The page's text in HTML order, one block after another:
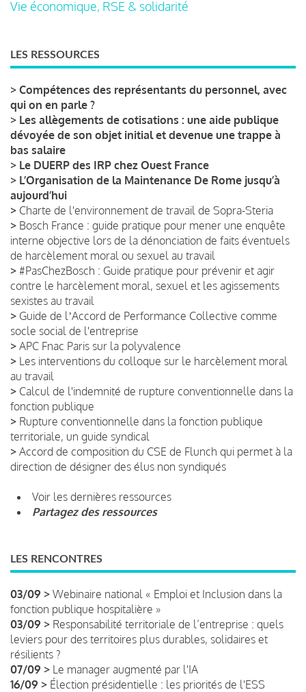
Vie économique, RSE & solidarité
LES RESSOURCES
> Compétences des représentants du personnel, avec
qui on en parle ?
> Les allègements de cotisations : une aide publique
dévoyée de son objet initial et devenue une trappe à
bas salaire
> Le DUERP des IRP chez Ouest France
> L’Organisation de la Maintenance De Rome jusqu’à
aujourd’hui
> Charte de l'environnement de travail de Sopra-Steria
> Bosch France : guide pratique pour mener une enquête
interne objective lors de la dénonciation de faits éventuels
de harcèlement moral ou sexuel au travail
> #PasChezBosch : Guide pratique pour prévenir et agir
contre le harcèlement moral, sexuel et les agissements
sexistes au travail
> Guide de lʼAccord de Performance Collective comme
socle social de l'entreprise
> APC Fnac Paris sur la polyvalence
> Les interventions du colloque sur le harcèlement moral
au travail
> Calcul de l'indemnité de rupture conventionnelle dans la
fonction publique
> Rupture conventionnelle dans la fonction publique
territoriale, un guide syndical
> Accord de composition du CSE de Flunch qui permet à la
direction de désigner des élus non syndiqués
Voir les dernières ressources
Partagez des ressources
LES RENCONTRES
03/09 > Webinaire national « Emploi et Inclusion dans la
fonction publique hospitalière »
03/09 > Responsabilité territoriale de l’entreprise : quels
leviers pour des territoires plus durables, solidaires et
résilients ?
07/09 > Le manager augmenté par l'IA
16/09 > Élection présidentielle : les priorités de l'ESS